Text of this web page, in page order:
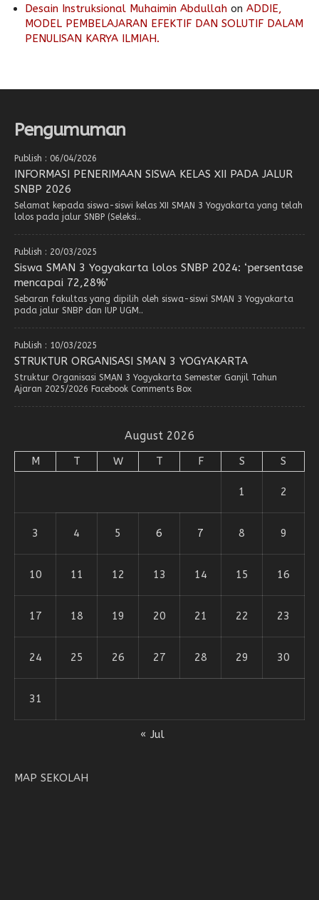
Desain Instruksional Muhaimin Abdullah on ADDIE,
MODEL PEMBELAJARAN EFEKTIF DAN SOLUTIF DALAM
PENULISAN KARYA ILMIAH.
Pengumuman
Publish : 06/04/2026
INFORMASI PENERIMAAN SISWA KELAS XII PADA JALUR
SNBP 2026
Selamat kepada siswa-siswi kelas XII SMAN 3 Yogyakarta yang telah
lolos pada jalur SNBP (Seleksi..
Publish : 20/03/2025
Siswa SMAN 3 Yogyakarta lolos SNBP 2024: ‘persentase
mencapai 72,28%’
Sebaran fakultas yang dipilih oleh siswa-siswi SMAN 3 Yogyakarta
pada jalur SNBP dan IUP UGM..
Publish : 10/03/2025
STRUKTUR ORGANISASI SMAN 3 YOGYAKARTA
Struktur Organisasi SMAN 3 Yogyakarta Semester Ganjil Tahun
Ajaran 2025/2026 Facebook Comments Box
August 2026
M T W T F S S
1 2
3 4 5 6 7 8 9
10 11 12 13 14 15 16
17 18 19 20 21 22 23
24 25 26 27 28 29 30
31
« Jul
MAP SEKOLAH